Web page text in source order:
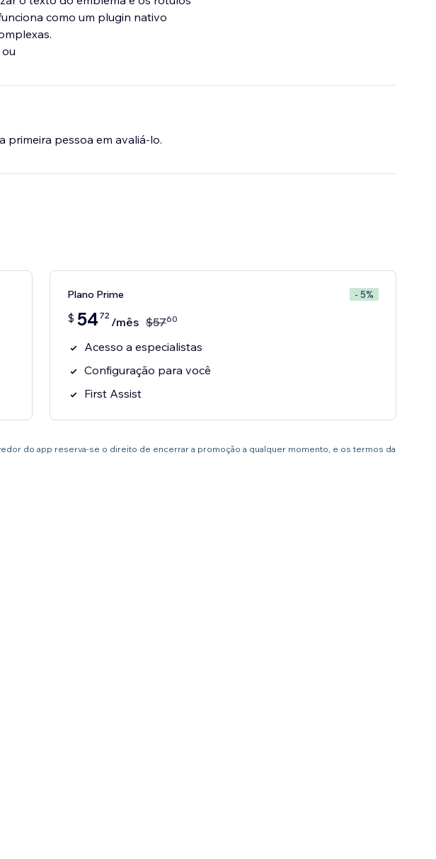
como um plugin nativo
primeira pessoa em avaliá-lo.
Plano Prime - 5%
$ 54 72 /mês $5760
Acesso a especialistas
Configuração para você
First Assist
do app reserva-se o direito de encerrar a promoção a qualquer momento, e os termos da